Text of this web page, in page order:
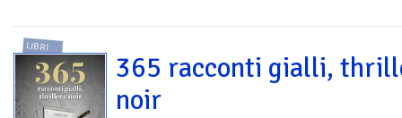
LIBRI
365 racconti gialli,
noir